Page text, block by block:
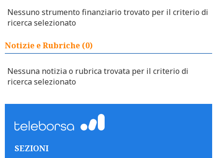
Nessuno strumento finanziario trovato per il criterio di
ricerca selezionato
Notizie e Rubriche (0)
Nessuna notizia o rubrica trovata per il criterio di
ricerca selezionato
SEZIONI